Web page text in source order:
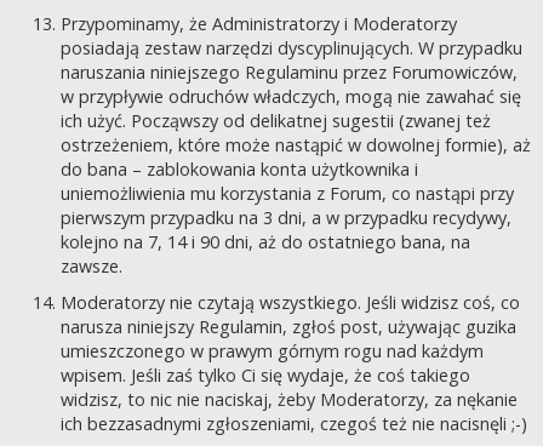
Przypominamy, że Administratorzy i Moderatorzy
posiadają zestaw narzędzi dyscyplinujących. W przypadku
naruszania niniejszego Regulaminu przez Forumowiczów,
w przypływie odruchów władczych, mogą nie zawahać się
ich użyć. Począwszy od delikatnej sugestii (zwanej też
ostrzeżeniem, które może nastąpić w dowolnej formie), aż
do bana – zablokowania konta użytkownika i
uniemożliwienia mu korzystania z Forum, co nastąpi przy
pierwszym przypadku na 3 dni, a w przypadku recydywy,
kolejno na 7, 14 i 90 dni, aż do ostatniego bana, na
zawsze.
Moderatorzy nie czytają wszystkiego. Jeśli widzisz coś, co
narusza niniejszy Regulamin, zgłoś post, używając guzika
umieszczonego w prawym górnym rogu nad każdym
wpisem. Jeśli zaś tylko Ci się wydaje, że coś takiego
widzisz, to nic nie naciskaj, żeby Moderatorzy, za nękanie
ich bezzasadnymi zgłoszeniami, czegoś też nie nacisnęli ;-)